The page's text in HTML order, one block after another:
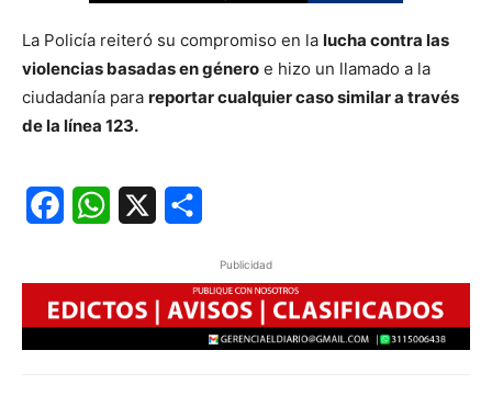
La Policía reiteró su compromiso en la lucha contra las
violencias basadas en género e hizo un llamado a la
ciudadanía para reportar cualquier caso similar a través
de la línea 123.
FacebookWhatsApp
Publicidad